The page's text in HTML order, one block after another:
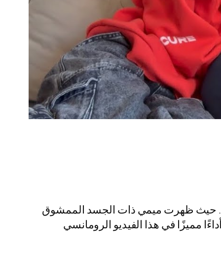
حيث ظهرت ميمي ذات الجسد الممشوق
مميزًا في هذا الفيديو الرومانسي